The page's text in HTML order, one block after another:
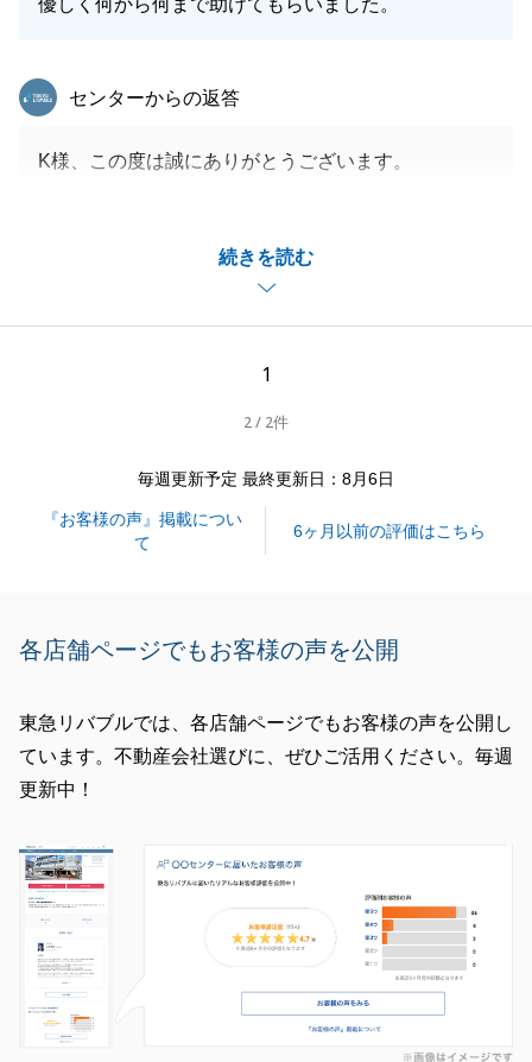
優しく何から何まで助けてもらいました。
続きを読む
東急リバブル
センターからの返答
K様、この度は誠にありがとうございます。
閉じる
1
2 / 2件
毎週更新予定 最終更新日：8月6日
『お客様の声』掲載につい
て
6ヶ月以前の評価はこちら
各店舗ページでもお客様の声を公開
東急リバブルでは、各店舗ページでもお客様の声を公開し
ています。不動産会社選びに、ぜひご活用ください。毎週
更新中！